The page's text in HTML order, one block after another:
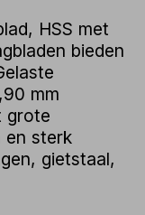
HSS met
bieden
mm
grote
en sterk
gietstaal,